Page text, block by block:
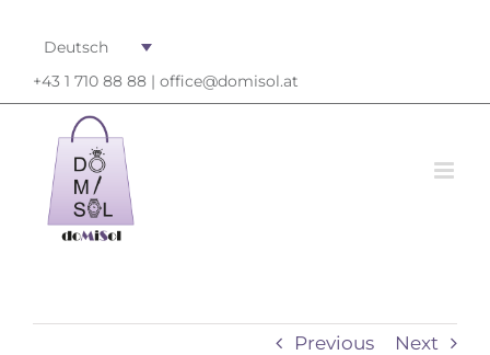
Deutsch
+43 1 710 88 88 | office@domisol.at
Previous Next